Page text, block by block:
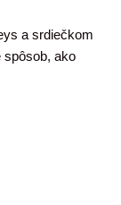
a srdiečkom
spôsob, ako